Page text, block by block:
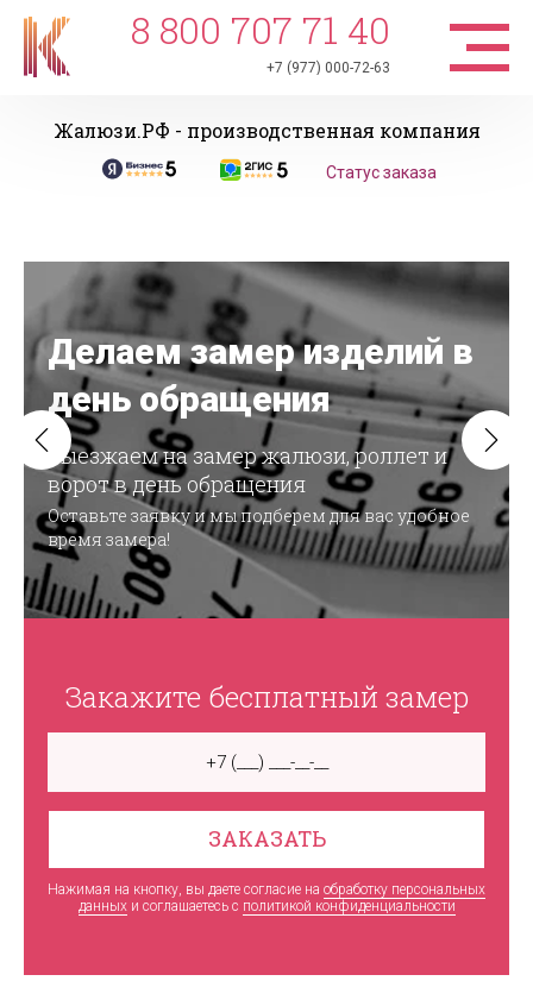
8 800 707 71 40
+7 (977) 000-72-63
Жалюзи.РФ - производственная компания
Статус заказа
Делаем замер изделий в
день обращения
Выезжаем на замер жалюзи, роллет и
ворот в день обращения
Оставьте заявку и мы подберем для вас удобное
время замера!
Закажите бесплатный замер
ЗАКАЗАТЬ
Нажимая на кнопку, вы даете согласие на обработку персональных
данныхи соглашаетесь c политикой конфиденциальности